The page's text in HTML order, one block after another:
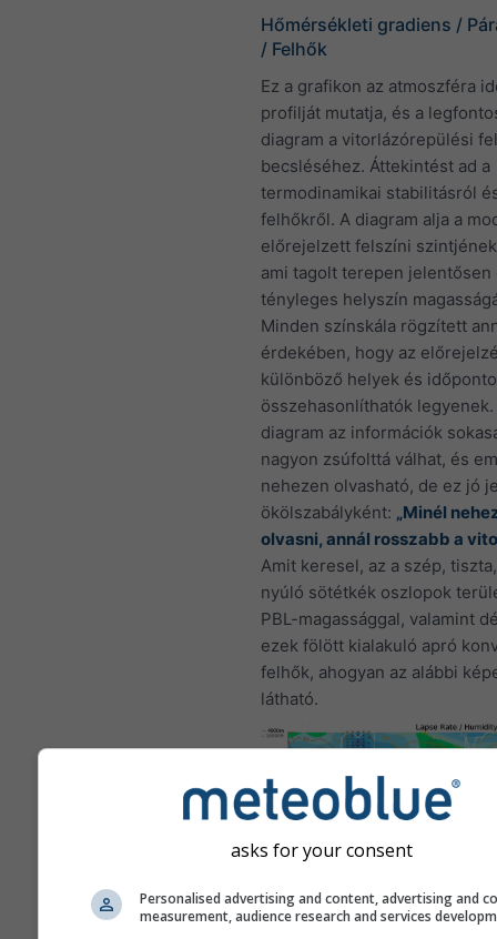
Hőmérsékleti gradiens /
/ Felhők
Ez a grafikon az atmoszféra
profilját mutatja, és a
diagram a vitorlázórepülési
becsléséhez. Áttekintést ad a
termodinamikai stabilitásról
felhőkről. A diagram alja a
előrejelzett felszíni
ami tagolt terepen jelentősen
tényleges helyszín
Minden színskála rögzített
érdekében, hogy az
különböző helyek és
összehasonlíthatók legyenek.
diagram az információk
nagyon zsúfolttá válhat, és
nehezen olvasható, de ez jó
ökölszabályként: „Minél
olvasni, annál rosszabb a
Amit keresel, az a szép,
nyúló sötétkék oszlopok
PBL-magassággal, valamint
ezek fölött kialakuló apró
felhők, ahogyan az alábbi
látható.
Ez a példa a kiváló vitorlázó
asks for your consent
Personalised advertising and content, advertising and
measurement, audience research and services